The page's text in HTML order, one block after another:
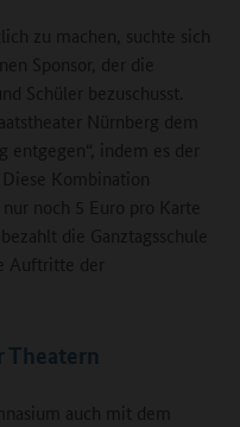
zu machen, suchte sich
Sponsor, der die
Schüler bezuschusst.
Nürnberg dem
indem es der
Kombination
noch 5 Euro pro Karte
die Ganztagsschule
Auftritte der
auch mit dem